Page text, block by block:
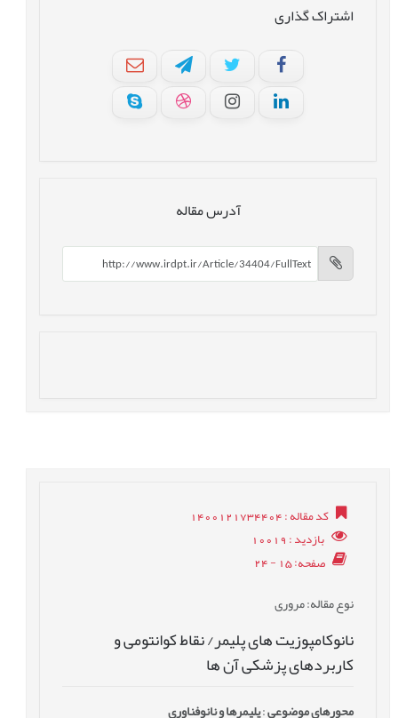
اشتراک گذاری
آدرس مقاله
کد مقاله: 1400121734404
بازدید: 10019
صفحه: 15 - 24
نوع مقاله: مروری
نانوکامپوزیت های پلیمر/ نقاط کوانتومی و
کاربردهای پزشکی آن ها
محورهای موضوعی:پليمرها و نانوفناوری